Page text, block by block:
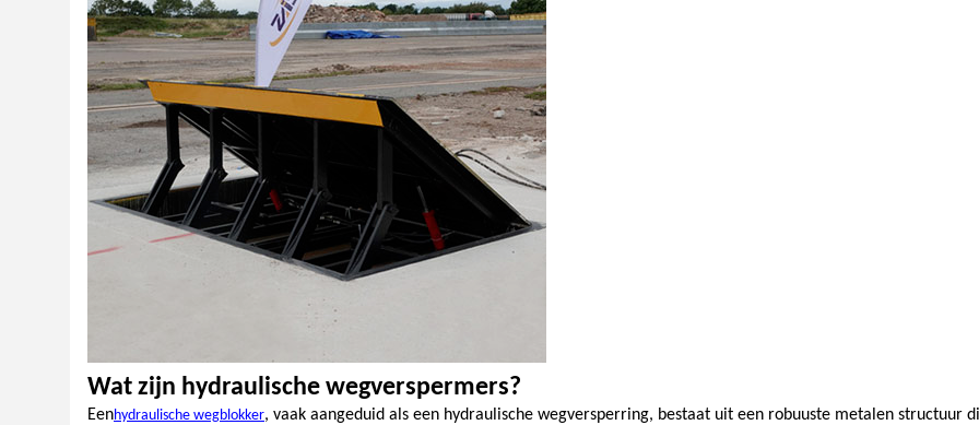
Wat zijn hydraulische wegverspermers?
Eenhydraulische wegblokker, vaak aangeduid als een hydraulische wegversperring, bestaat uit een robuuste metalen structuur